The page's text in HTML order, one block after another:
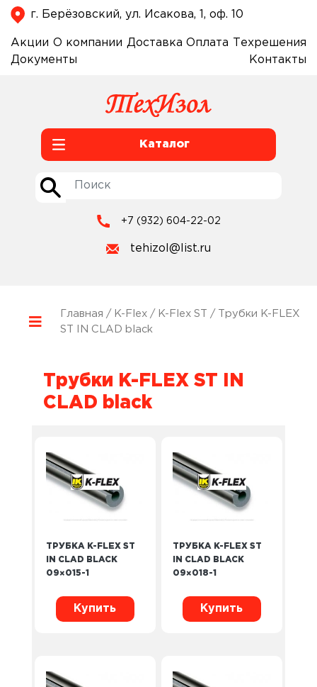
г. Берёзовский, ул. Исакова, 1, оф. 10
Акции О компании Доставка Оплата
Техрешения
Документы
Контакты
Каталог
+7 (932) 604-22-02
tehizol@list.ru
Главная / K-Flex/ K-Flex ST
/ Трубки K-FLEX
ST IN CLAD black
Трубки K-FLEX ST IN
CLAD black
ТРУБКА K-FLEX ST
IN CLAD BLACK
09×015-1
Купить
ТРУБКА K-FLEX ST
IN CLAD BLACK
09×018-1
Купить